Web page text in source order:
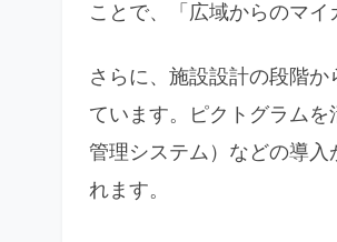
ことで、「広域からのマイ
さらに、施設設計の段階
ています。ピクトグラム
管理システム）などの導
れます。